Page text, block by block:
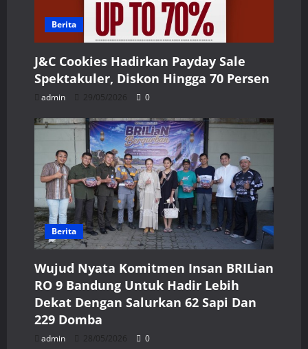
Berita
J&C Cookies Hadirkan Payday Sale
Spektakuler, Diskon Hingga 70 Persen
admin 29/05/2026 0
Berita
Wujud Nyata Komitmen Insan BRILian
RO 9 Bandung Untuk Hadir Lebih
Dekat Dengan Salurkan 62 Sapi Dan
229 Domba
admin 28/05/2026 0